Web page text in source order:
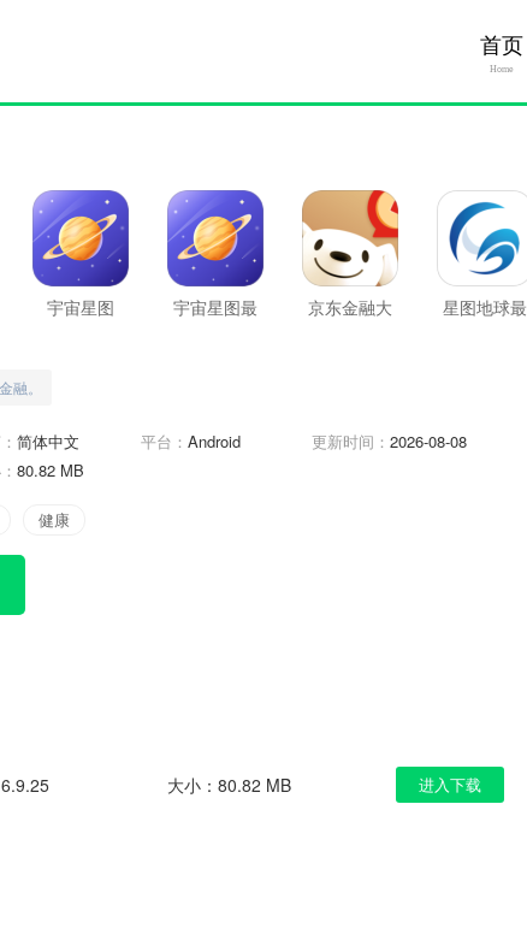
首页
Home
宇宙星图
宇宙星图最
京东金融大
星图地球最
融。
简体中文 平台： Android 更新时间： 2026-08-08
80.82 MB
健康
大小：80.82 MB 进入下载